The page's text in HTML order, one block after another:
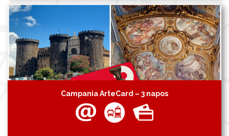
Campania ArteCard – 3 napos